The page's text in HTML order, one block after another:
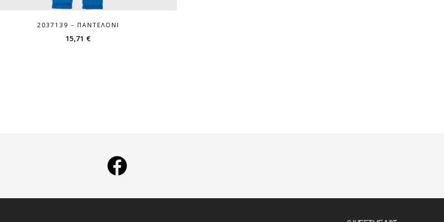
2037139 – ΠΑΝΤΕΛΌΝΙ
15,71 €